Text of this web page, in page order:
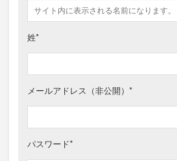
姓*
メールアドレス（非公開） *
パスワード*